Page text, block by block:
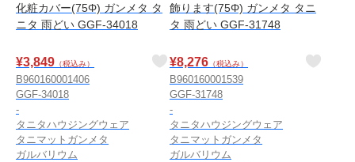
化粧カバー(75Φ) ガンメタ タ
ニタ 雨どい GGF-34018
¥3,849 （税込み）
B960160001406
GGF-34018
-
タニタハウジングウェア
タニマットガンメタ
ガルバリウム
飾ります(75Φ) ガンメタ タニ
タ 雨どい GGF-31748
¥8,276 （税込み）
B960160001539
GGF-31748
-
タニタハウジングウェア
タニマットガンメタ
ガルバリウム